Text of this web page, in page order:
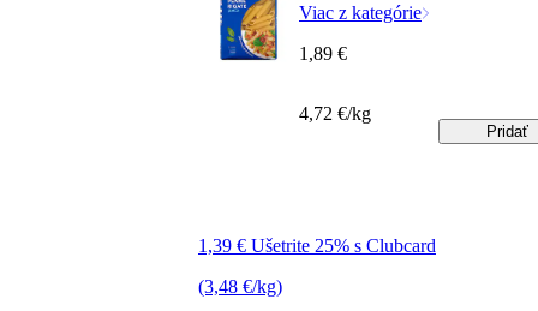
Viac z kategórie
1,39 € Ušetrite 25% s Clubcard
(3,48 €/kg)
1,89 €
4,72 €/kg
Pridať